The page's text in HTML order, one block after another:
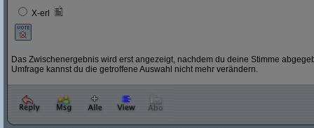
X-erl
Das Zwischenergebnis wird erst angezeigt, nachdem du deine Stimme
Umfrage kannst du die getroffene Auswahl nicht mehr verändern.